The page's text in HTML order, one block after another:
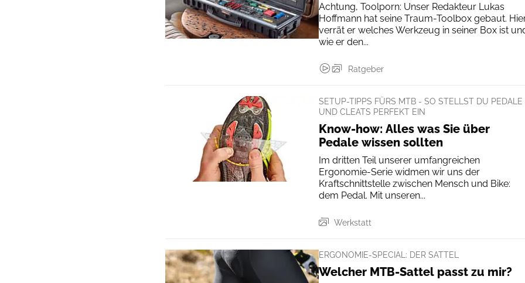
Achtung, Toolporn: Unser Redakteur Lukas
Hoffmann hat seine Traum-Toolbox gebaut.
verrät er welches Werkzeug in seiner Box ist
wie er den...
Ratgeber
SETUP-TIPPS FÜRS MTB - SO STELLST DU PEDALE
UND CLEATS PERFEKT EIN
Know-how: Alles was Sie über
Pedale wissen sollten
Im dritten Teil unserer umfangreichen
Ergonomie-Serie widmen wir uns der
Kraftschnittstelle zwischen Mensch und Bike:
dem Pedal. Mit unseren...
Werkstatt
ERGONOMIE-SPECIAL: DER SATTEL
Welcher MTB-Sattel passt zu mir?